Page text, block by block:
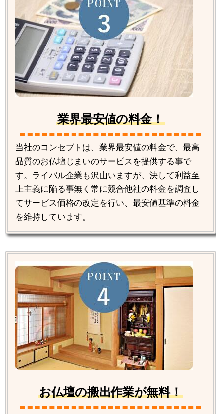
業界最安値の料金！
当社のコンセプトは、業界最安値の料金で、最高
品質のお仏壇じまいのサービスを提供する事で
す。ライバル企業も沢山いますが、決して利益至
上主義に陥る事無く常に競合他社の料金を調査し
てサービス価格の改定を行い、最安値基準の料金
を維持しています。
お仏壇の搬出作業が無料！